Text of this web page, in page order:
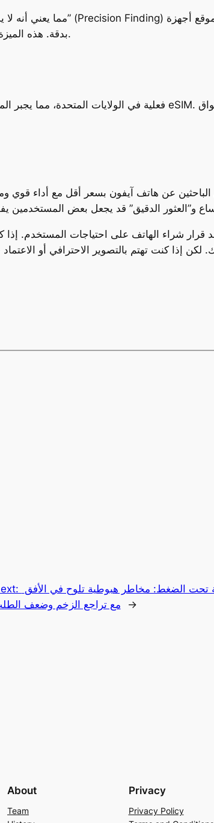
بدقة. هذه الميزة أصبحت ضرورية للكثير من المستخدمين، وغيابها قد يكون نقطة ضعف ملحوظة.
مع تراجع الزخم وضعف
→
About
Team
Privacy
Privacy Policy